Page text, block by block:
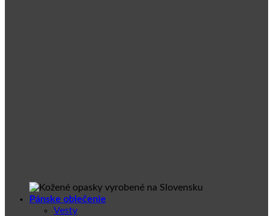
Pánske oblečenie
Vesty